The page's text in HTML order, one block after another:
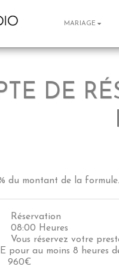
MARIAGE
DE
du montant de la formule.
Réservation
08:00 Heures
Vous réservez votre
pour au moins 8 heures
960€